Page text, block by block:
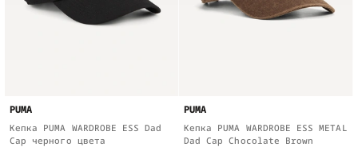
PUMA
Кепка PUMA WARDROBE ESS Dad
Cap черного цвета
PUMA
Кепка PUMA WARDROBE ESS METAL
Dad Cap Chocolate Brown